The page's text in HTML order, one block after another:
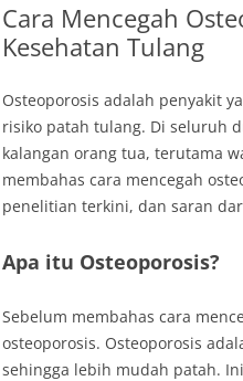
Cara Mencegah
Kesehatan Tulang
Osteoporosis adalah penyakit
risiko patah tulang. Di seluruh
kalangan orang tua, terutama
membahas cara mencegah
penelitian terkini, dan saran
Apa itu Osteoporosis?
Sebelum membahas cara
osteoporosis. Osteoporosis
sehingga lebih mudah patah.